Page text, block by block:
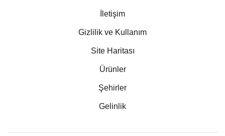
İletişim
Gizlilik ve Kullanım
Site Haritası
Ürünler
Şehirler
Gelinlik